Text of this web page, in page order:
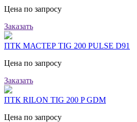
Цена по запросу
Заказать
ПТК МАСТЕР TIG 200 PULSE D91
Цена по запросу
Заказать
ПТК RILON TIG 200 P GDM
Цена по запросу